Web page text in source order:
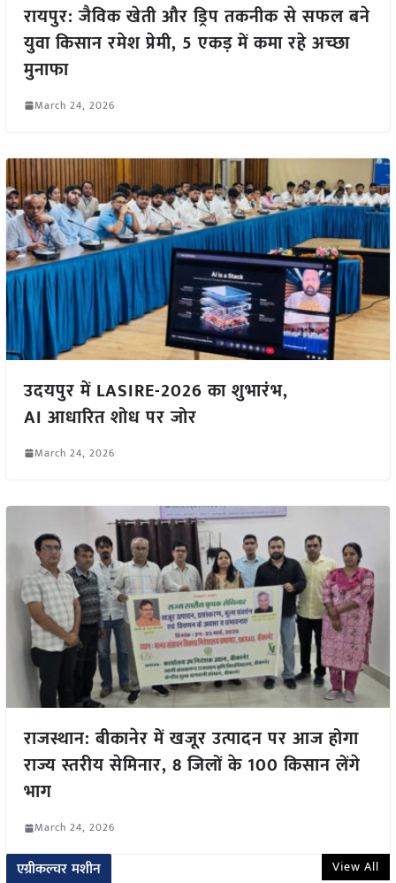
रायपुर: जैविक खेती और ड्रिप तकनीक से सफल बने
युवा किसान रमेश प्रेमी, 5 एकड़ में कमा रहे अच्छा
मुनाफा
March 24, 2026
उदयपुर में LASIRE-2026 का शुभारंभ,
AI आधारित शोध पर जोर
March 24, 2026
राजस्थान: बीकानेर में खजूर उत्पादन पर आज होगा
राज्य स्तरीय सेमिनार, 8 जिलों के 100 किसान लेंगे
भाग
March 24, 2026
एग्रीकल्चर मशीन View All